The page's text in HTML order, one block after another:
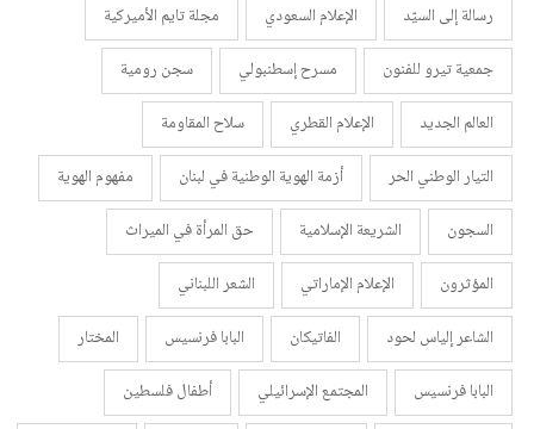
رسالة إلى السيّد
الإعلام السعودي
مجلة تايم الأميركية
جمعية تيرو للفنون
مسرح إسطنبولي
سجن رومية
العالم الجديد
الإعلام القطري
سلاح المقاومة
التيار الوطني الحر
أزمة الهوية الوطنية في لبنان
مفهوم الهوية
السجون
الشريعة الإسلامية
حق المرأة في الميراث
المؤثرون
الإعلام الإماراتي
الشعر اللبناني
الشاعر إلياس لحود
الفاتيكان البابا فرنسيس
المختار
البابا فرنسيس
المجتمع الإسرائيلي
أطفال فلسطين